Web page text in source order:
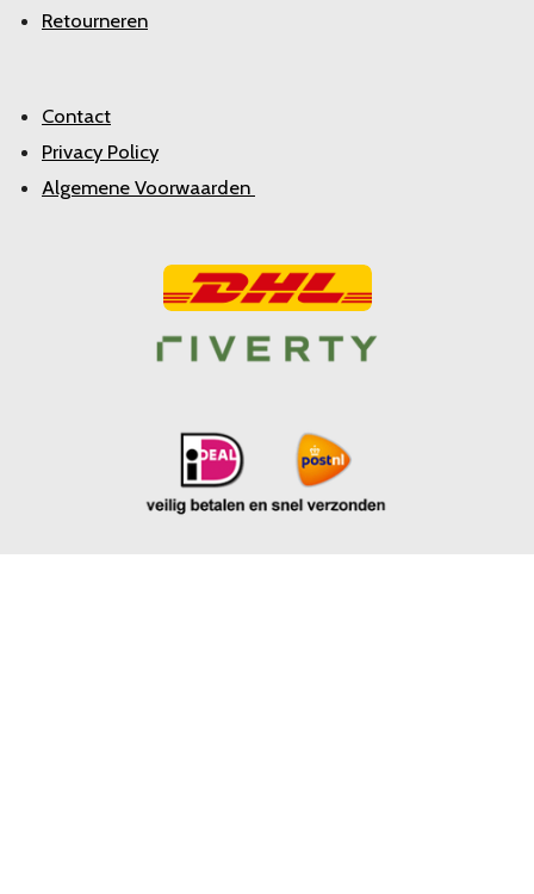
Retourneren
Contact
Privacy Policy
Algemene Voorwaarden